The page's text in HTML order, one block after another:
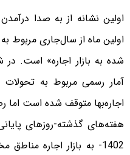
اولین نشانه از به صدا
اولین ماه از سال‌جاری
شده به بازار اجاره» است. در
آمار رسمی مربوط به تحولات
اجاره‌‌‌‌بها متوقف شده است اما
هفته‌‌‌‌های گذشته-روزهای
1402- به بازار اجاره